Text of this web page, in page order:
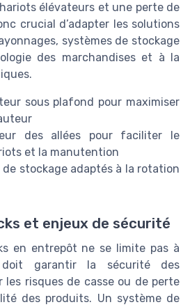
élévateurs et une perte de
crucial d’adapter les solutions
systèmes de stockage
des marchandises et à la
sous plafond pour maximiser
des allées pour faciliter le
et la manutention
de stockage adaptés à la rotation
et enjeux de sécurité
en entrepôt ne se limite pas à
doit garantir la sécurité des
les risques de casse ou de perte
des produits. Un système de